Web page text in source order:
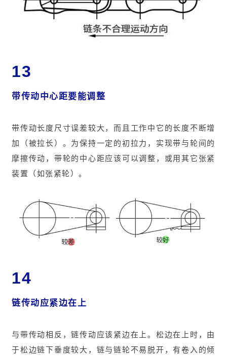
13
带传动中心距要能调整
带传动长度尺寸误差较大，而且工作中它的长度不断增
加（被拉长）。为保持一定的初拉力，实现带与轮间的
摩擦传动，带轮的中心距应该可以调整，或用其它张紧
装置（如张紧轮）。
14
链传动应紧边在上
与带传动相反，链传动应该紧边在上。松边在上时，由
于松边链下垂度较大，链与链轮不易脱开，有卷入的倾